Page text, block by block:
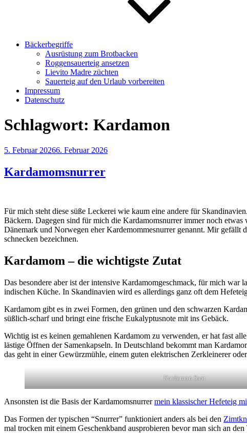
Bäckerbegriffe
Ausrüstung zum Brotbacken
Roggensauerteig ansetzen
Lievito Madre züchten
Sauerteig auf den Urlaub vorbereiten
Impressum
Datenschutz
Schlagwort: Kardamon
Veröffentlicht
5. Februar 20266. Februar 2026
Kardamomsnurrer
Für mich steht diese süße Leckerei wie kaum eine andere für
Bäckern. Dagegen sind für mich die Kardamomsnurrer immer noch
Dänemark und Norwegen eher Kardemommesnurrer genannt. Mir gefällt
schnecken bezeichnen.
Kardamom – die wichtigste Zutat
Das besondere aber ist der intensive Kardamomgeschmack, für mich war
indischen Küche. In Skandinavien wird es allerdings ganz oft dem
Kardamom gibt es in zwei Formen, den grünen und den schwarzen
süßlich-scharf und bringt eine frische Eukalyptusnote mit ins Gebäck.
Wichtig ist es keinen gemahlenen Kardamom zu verwenden, er hat fast
lästige Öffnen der Samenkapseln. In Deutschland bekommt man
das geht in einer Gewürzmühle, einem guten elektrischen Zerkleinerer
Kardamon Saat
Ansonsten ist die Basis der Kardamomsnurrermein klassischer Hefeteig
Das Formen der typischen “Snurrer” funktioniert anders als bei den
mal trocken mit einem Geschenkband ausprobieren bevor man sich an